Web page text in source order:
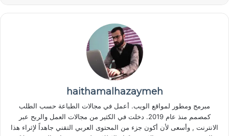
haithamalhazaymeh
مبرمج ومطور لمواقع الويب. أعمل في مجالات الطباعة حسب الطلب
كمصمم منذ عام 2019. دخلت في الكثير من مجالات العمل والربح عبر
الانترنت , وأسعى لأن أكون جزء من المحتوى العربي التقني جاهداً لإثراء هذا